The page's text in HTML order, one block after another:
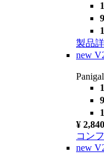
製品
new
¥
コン
new